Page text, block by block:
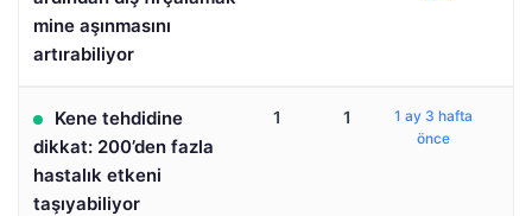
mine aşınmasını
artırabiliyor
Kene tehdidine
dikkat: 200’den fazla
hastalık etkeni
taşıyabiliyor
1 1
1 ay 3 hafta
önce